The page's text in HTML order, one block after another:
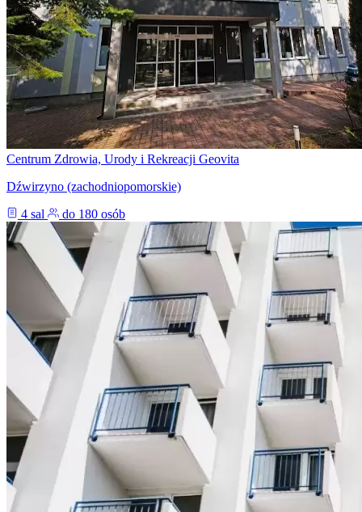
Centrum Zdrowia, Urody i Rekreacji Geovita
Dźwirzyno (zachodniopomorskie)
4 sal
do 180 osób